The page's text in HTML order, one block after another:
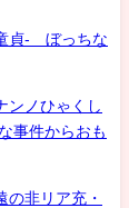
貞- ぼっちな
ンノひゃくし
事件からおも
の非リア充・